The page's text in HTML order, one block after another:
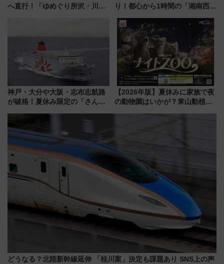
へ直行！「ゆめぐり所沢・川越
り！都心から1時間の「湘南西エ
島とは異なる魅力を持つ今夏の
注目スポット
神戸・大分や大阪・志布志航路
が破格！夏休み限定の「さんふ
ート 夕朝食ビュッフェ付きで
快適な船旅はいかが？
【2026年版】夏休みに家族で夜
の動物園はいかが？東山動植物
ZOO」開催情報
どうなる？北陸新幹線延伸 「桂川案」決定も課題あり SNS上の声